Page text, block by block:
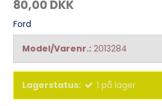
80,00 DKK
Ford
Model/Varenr.: 2013284
Lagerstatus: 1 på lager